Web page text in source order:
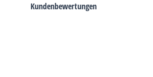
Kundenbewertungen